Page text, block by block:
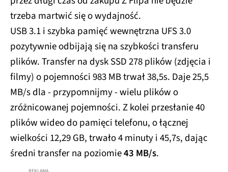
trzeba martwić się o wydajność.
USB 3.1 i szybka pamięć wewnętrzna UFS 3.0
pozytywnie odbijają się na szybkości transferu
plików. Transfer na dysk SSD 278 plików (zdjęcia i
filmy) o pojemności 983 MB trwał 38,5s. Daje 25,5
MB/s dla - przypomnijmy - wielu plików o
zróżnicowanej pojemności. Z kolei przesłanie 40
plików wideo do pamięci telefonu, o łącznej
wielkości 12,29 GB, trwało 4 minuty i 45,7s, dając
średni transfer na poziomie43 MB/s.